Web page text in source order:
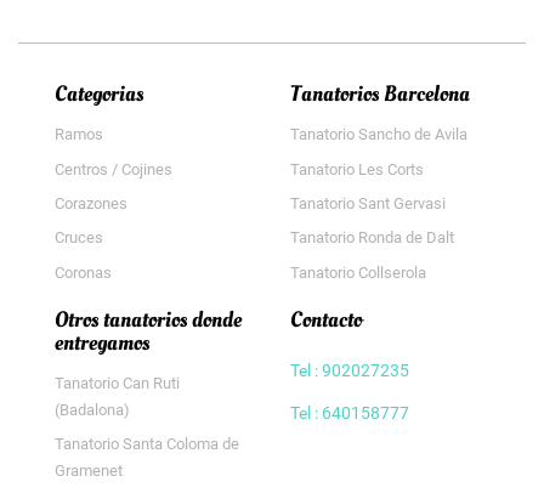
Categorias
Ramos
Centros / Cojines
Corazones
Cruces
Coronas
Tanatorios Barcelona
Tanatorio Sancho de Avila
Tanatorio Les Corts
Tanatorio Sant Gervasi
Tanatorio Ronda de Dalt
Tanatorio Collserola
Otros tanatorios donde
entregamos
Tanatorio Can Ruti
(Badalona)
Tanatorio Santa Coloma de
Gramenet
Contacto
Tel : 902027235
Tel : 640158777